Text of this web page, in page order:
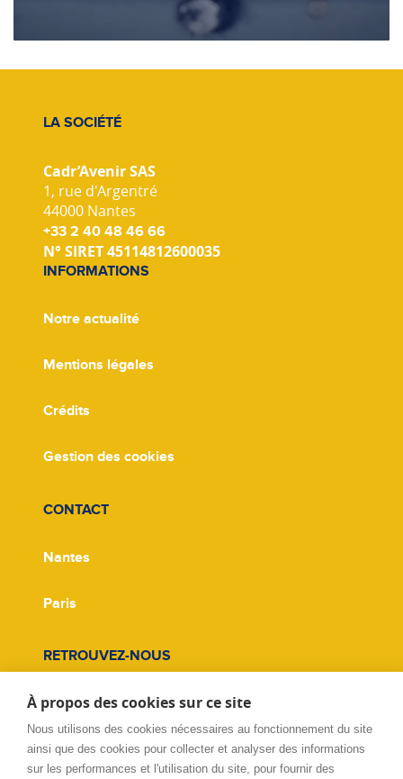
LA SOCIÉTÉ
Cadr’Avenir SAS
1, rue d'Argentré
44000 Nantes
+33 2 40 48 46 66
N° SIRET 45114812600035
INFORMATIONS
Notre actualité
Mentions légales
Crédits
Gestion des cookies
CONTACT
Nantes
Paris
RETROUVEZ-NOUS
Facebook
Twitter
À propos des cookies sur ce site
Nous utilisons des cookies nécessaires au fonctionnement du site
ainsi que des cookies pour collecter et analyser des informations
sur les performances et l'utilisation du site, pour fournir des